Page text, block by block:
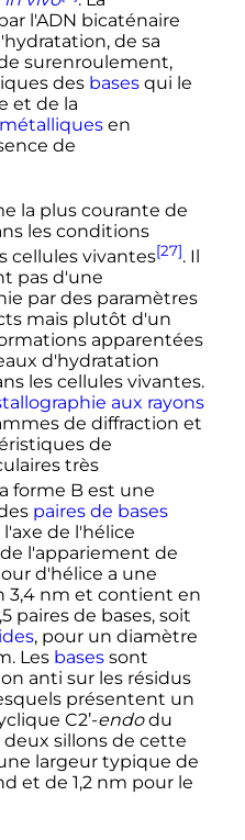
l'ADN bicaténaire
de sa
surenroulement,
des basesqui le
et de la
métalliquesen
de
la plus courante de
les conditions
cellules vivantes[27]. Il
pas d'une
par des paramètres
mais plutôt d'un
apparentées
d'hydratation
les cellules vivantes.
aux rayons
de diffraction et
de
très
forme Best une
paires de bases
de l'hélice
l'appariement de
d'hélice a une
3,4 nm et contient en
pairesde bases, soit
, pour un diamètre
. Les basessont
anti sur les résidus
présentent un
C2’-endodu
deux sillons de cette
largeur typique de
et de 1,2 nm pour le